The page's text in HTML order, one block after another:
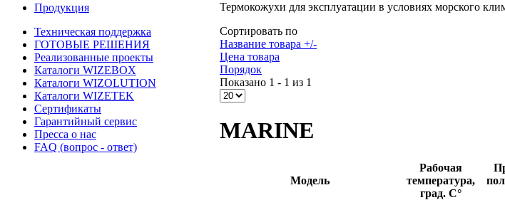
Продукция
Техническая поддержка
ГОТОВЫЕ РЕШЕНИЯ
Реализованные проекты
Каталоги WIZEBOX
Каталоги WIZOLUTION
Каталоги WIZETEK
Сертификаты
Гарантийный сервис
Пресса о нас
FAQ (вопрос - ответ)
Термокожухи для эксплуатации в условиях морского
Сортировать по
Название товара +/-
Цена товара
Порядок
Показано 1 - 1 из 1
MARINE
Модель
Рабочая
температура,
град. С°